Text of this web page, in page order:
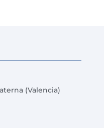
(Valencia)